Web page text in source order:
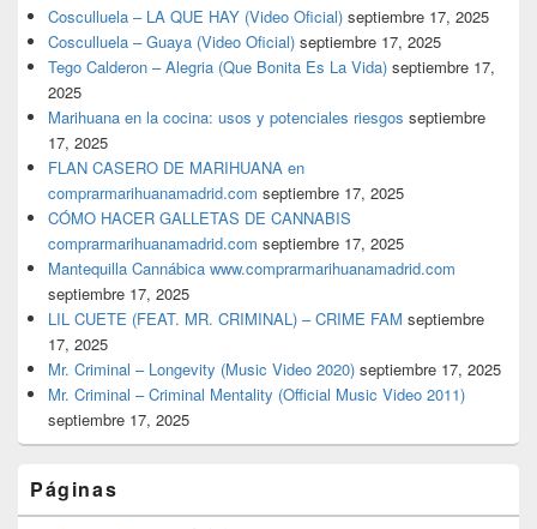
Cosculluela – LA QUE HAY (Video Oficial) septiembre 17, 2025
Cosculluela – Guaya (Video Oficial) septiembre 17, 2025
Tego Calderon – Alegria (Que Bonita Es La Vida) septiembre 17,
2025
Marihuana en la cocina: usos y potenciales riesgos septiembre
17, 2025
FLAN CASERO DE MARIHUANA en
comprarmarihuanamadrid.com septiembre 17, 2025
CÓMO HACER GALLETAS DE CANNABIS
comprarmarihuanamadrid.com septiembre 17, 2025
Mantequilla Cannábica www.comprarmarihuanamadrid.com
septiembre 17, 2025
LIL CUETE (FEAT. MR. CRIMINAL) – CRIME FAM septiembre
17, 2025
Mr. Criminal – Longevity (Music Video 2020) septiembre 17, 2025
Mr. Criminal – Criminal Mentality (Official Music Video 2011)
septiembre 17, 2025
Páginas